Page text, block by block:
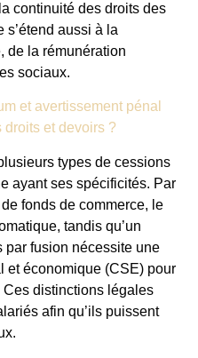
continuité des droits des
aussi à la
de la rémunération
sociaux.
et avertissement pénal
droits et devoirs ?
types de cessions
ayant ses spécificités. Par
fonds de commerce, le
tandis qu’un
par fusion nécessite une
et économique (CSE) pour
distinctions légales
afin qu’ils puissent